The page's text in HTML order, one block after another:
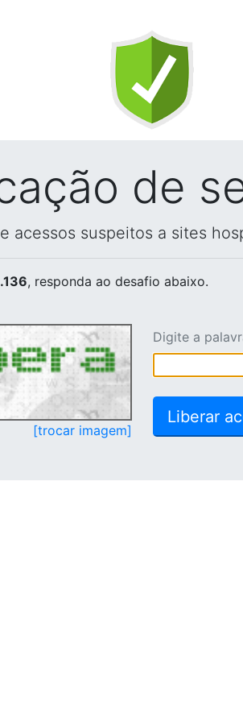
de
acessos suspeitos a sites
, responda ao desafio abaixo.
[trocar imagem]
Digite a